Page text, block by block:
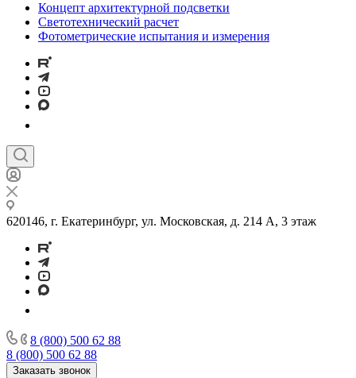
Концепт архитектурной подсветки
Светотехнический расчет
Фотометрические испытания и измерения
620146, г. Екатеринбург, ул. Московская, д. 214 А, 3 этаж
8 (800) 500 62 88
8 (800) 500 62 88
Заказать звонок